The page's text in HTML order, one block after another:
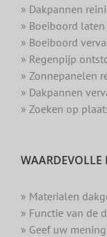
» Dakpannen
» Boeiboord
» Boeiboord
» Regenpijp
» Zonnepanelen
» Dakpannen
» Zoeken op
WAARDEVOLLE
» Materialen
» Functie van de
» Geef uw mening